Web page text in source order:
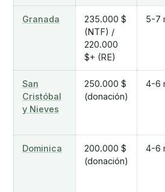
Granada
235.000 $
(NTF) /
220.000
$+ (RE)
5-7
San
Cristóbal
y Nieves
250.000 $
(donación)
4-6
Dominica
200.000 $
(donación)
4-6